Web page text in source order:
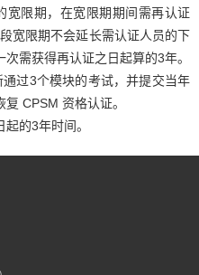
宽限期，在宽限期期间需再认证
宽限期不会延长需认证人员的下
需获得再认证之日起算的3年。
过3个模块的考试，并提交当年
CPSM 资格认证。
的3年时间。